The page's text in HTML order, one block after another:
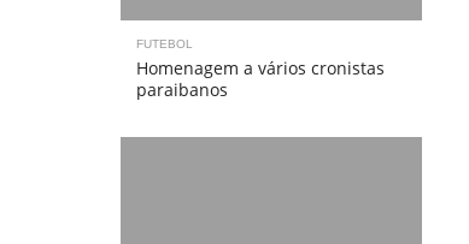
FUTEBOL
Homenagem a vários cronistas
paraibanos